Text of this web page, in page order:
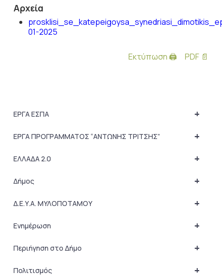
Αρχεία
01-2025
Εκτύπωση 🖨 PDF 📄
+
ΕΡΓΑ ΕΣΠΑ
+
ΕΡΓΑ ΠΡΟΓΡΑΜΜΑΤΟΣ “ΑΝΤΩΝΗΣ ΤΡΙΤΣΗΣ”
+
ΕΛΛΑΔΑ 2.0
+
Δήμος
+
Δ.Ε.Υ.Α. ΜΥΛΟΠΟΤΑΜΟΥ
+
Ενημέρωση
+
Περιήγηση στο Δήμο
+
Πολιτισμός